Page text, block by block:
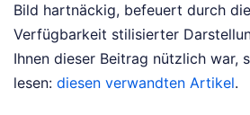
Bild hartnäckig, befeuert durch
Verfügbarkeit stilisierter
Ihnen dieser Beitrag nützlich war,
lesen: diesen verwandten Artikel.